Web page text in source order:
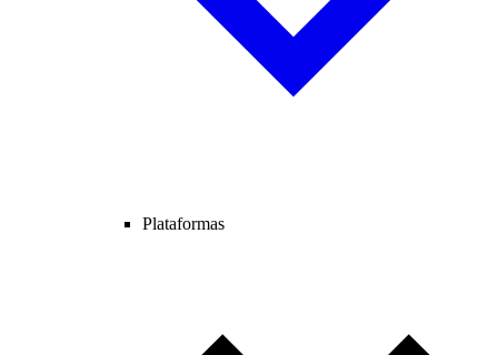
Plataformas